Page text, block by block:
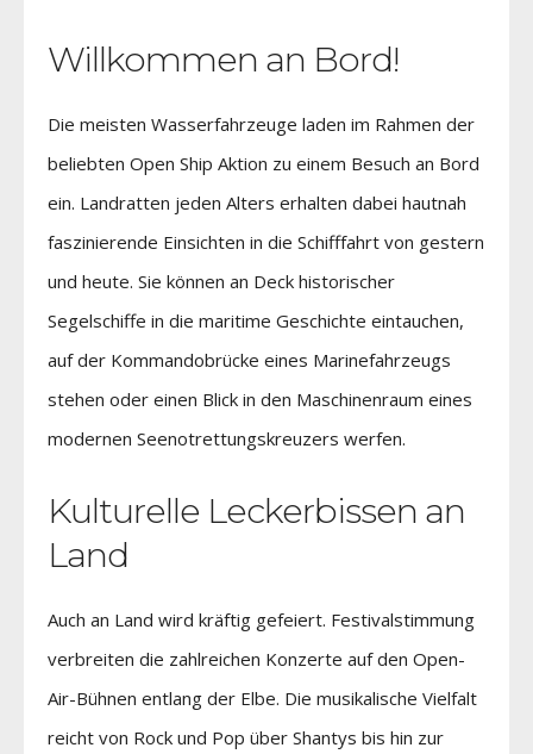
Willkommen an Bord!
Die meisten Wasserfahrzeuge laden im Rahmen der
beliebten Open Ship Aktion zu einem Besuch an Bord
ein. Landratten jeden Alters erhalten dabei hautnah
faszinierende Einsichten in die Schifffahrt von gestern
und heute. Sie können an Deck historischer
Segelschiffe in die maritime Geschichte eintauchen,
auf der Kommandobrücke eines Marinefahrzeugs
stehen oder einen Blick in den Maschinenraum eines
modernen Seenotrettungskreuzers werfen.
Kulturelle Leckerbissen an
Land
Auch an Land wird kräftig gefeiert. Festivalstimmung
verbreiten die zahlreichen Konzerte auf den Open-
Air-Bühnen entlang der Elbe. Die musikalische Vielfalt
reicht von Rock und Pop über Shantys bis hin zur